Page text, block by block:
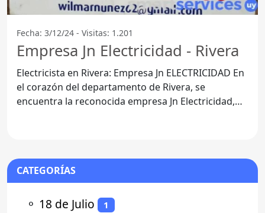
Fecha: 3/12/24 - Visitas: 1.201
Empresa Jn Electricidad - Rivera
Electricista en Rivera: Empresa Jn ELECTRICIDAD En
el corazón del departamento de Rivera, se
encuentra la reconocida empresa Jn Electricidad,
CATEGORÍAS
⚬ 18 de Julio 1